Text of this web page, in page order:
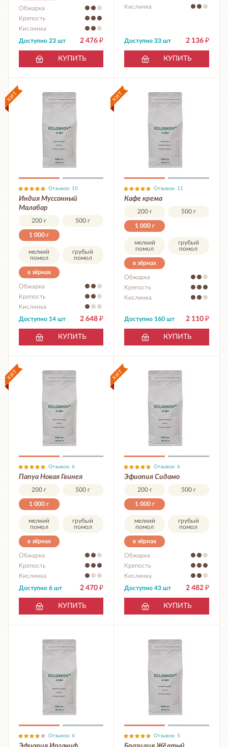
Обжарка
Крепость
Кислинка
2 476 ₽
Доступно 23 шт
КУПИТЬ
Кислинка
2 136 ₽
Доступно 33 шт
КУПИТЬ
Отзывов: 10
Индия Муссонный
Малабар
200 г 500 г
1 000 г
мелкий
помол
грубый
помол
в зёрнах
Обжарка
Крепость
Кислинка
2 648 ₽
Доступно 14 шт
КУПИТЬ
Отзывов: 11
Кафе крема
200 г 500 г
1 000 г
мелкий
помол
грубый
помол
в зёрнах
Обжарка
Крепость
Кислинка
2 110 ₽
Доступно 160 шт
КУПИТЬ
Отзывов: 6
Папуа Новая Гвинея
200 г 500 г
1 000 г
мелкий
помол
грубый
помол
в зёрнах
Обжарка
Крепость
Кислинка
2 470 ₽
Доступно 6 шт
КУПИТЬ
Отзывов: 6
Эфиопия Сидамо
200 г 500 г
1 000 г
мелкий
помол
грубый
помол
в зёрнах
Обжарка
Крепость
Кислинка
2 482 ₽
Доступно 43 шт
КУПИТЬ
Отзывов: 6 Отзывов: 5